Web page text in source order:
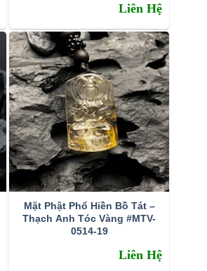
Liên Hệ
Mặt Phật Phổ Hiền Bồ Tát –
Thạch Anh Tóc Vàng #MTV-
0514-19
Liên Hệ